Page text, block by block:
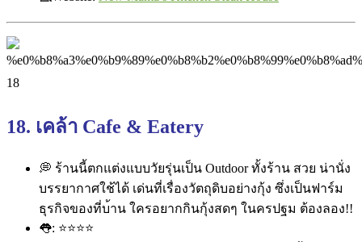
18. เคล้า Cafe & Eatery
💭 ร้านนี้ตกแต่งแบบวัยรุ่นเป็น Outdoor ทั้งร้าน สวย น่านั่ง
บรรยากาศใช้ได้ เด่นที่เรื่องวัตถุดิบอย่างกุ้ง ซึ่งเป็นฟาร์ม
ธุรกิจของที่บ้าน ใครอยากกินกุ้งสดๆ ในครปฐม ต้องลอง!!
👅: ⭐⭐⭐⭐